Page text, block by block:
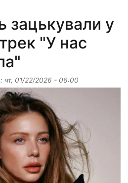
зацькували у
"У нас
чт, 01/22/2026 - 06:00